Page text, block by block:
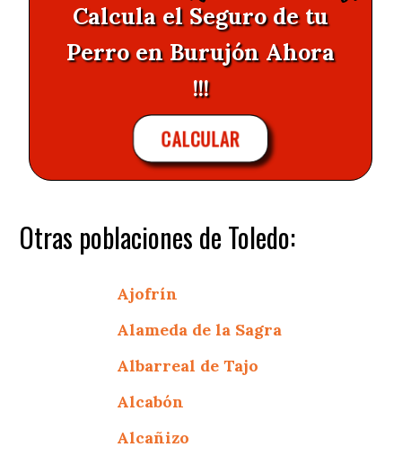
Calcula el Seguro de tu
Perro en Burujón Ahora
!!!
CALCULAR
Otras poblaciones de Toledo:
Ajofrín
Alameda de la Sagra
Albarreal de Tajo
Alcabón
Alcañizo